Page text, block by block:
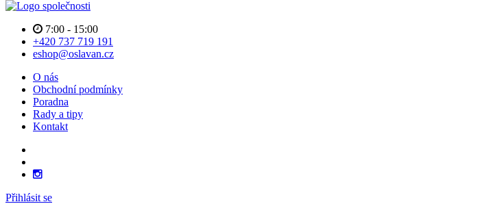
7:00 - 15:00
+420 737 719 191
eshop@oslavan.cz
O nás
Obchodní podmínky
Poradna
Rady a tipy
Kontakt
Přihlásit se